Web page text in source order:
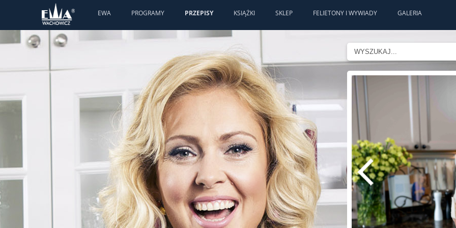
EWA PROGRAMY PRZEPISY KSIĄŻKI SKLEP FELIETONY I WYWIADY GALERIA